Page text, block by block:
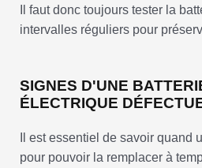
Il faut donc toujours tester la
intervalles réguliers pour
SIGNES D'UNE
ÉLECTRIQUE
Il est essentiel de savoir quand
pour pouvoir la remplacer à